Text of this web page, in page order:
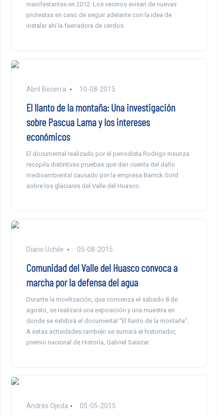
manifestantes en 2012. Los vecinos avisan de nuevas
protestas en caso de seguir adelante con la idea de
instalar ahí la faenadora de cerdos.
Abril Becerra 10-08-2015
El llanto de la montaña: Una investigación
sobre Pascua Lama y los intereses
económicos
El documental realizado por el periodista Rodrigo Insunza
recopila distintivas pruebas que dan cuenta del daño
medioambiental causado por la empresa Barrick Gold
sobre los glaciares del Valle del Huasco.
Diario Uchile 05-08-2015
Comunidad del Valle del Huasco convoca a
marcha por la defensa del agua
Durante la movilización, que comienza el sábado 8 de
agosto, se realizará una exposición y una muestra en
donde se exhibirá el documental “El llanto de la montaña”.
A estas actividades también se sumará el historiador,
premio nacional de Historia, Gabriel Salazar.
Andrés Ojeda 05-05-2015